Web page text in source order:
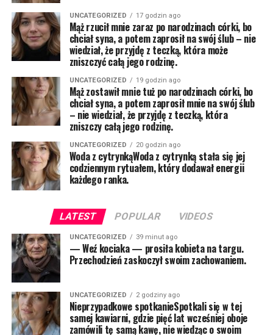
UNCATEGORIZED 17 godzin ago
Mąż rzucił mnie zaraz po narodzinach córki, bo
chciał syna, a potem zaprosił na swój ślub – nie
wiedział, że przyjdę z teczką, która może
zniszczyć całą jego rodzinę.
UNCATEGORIZED 19 godzin ago
Mąż zostawił mnie tuż po narodzinach córki, bo
chciał syna, a potem zaprosił mnie na swój ślub
– nie wiedział, że przyjdę z teczką, która
zniszczy całą jego rodzinę.
UNCATEGORIZED 20 godzin ago
Woda z cytrynkąWoda z cytrynką stała się jej
codziennym rytuałem, który dodawał energii
każdego ranka.
LATEST POPULAR VIDEOS
UNCATEGORIZED 39 minut ago
— Weź kociaka — prosiła kobieta na targu.
Przechodzień zaskoczył swoim zachowaniem.
UNCATEGORIZED 2 godziny ago
Nieprzypadkowe spotkanieSpotkali się w tej
samej kawiarni, gdzie pięć lat wcześniej oboje
zamówili tę samą kawę, nie wiedząc o swoim